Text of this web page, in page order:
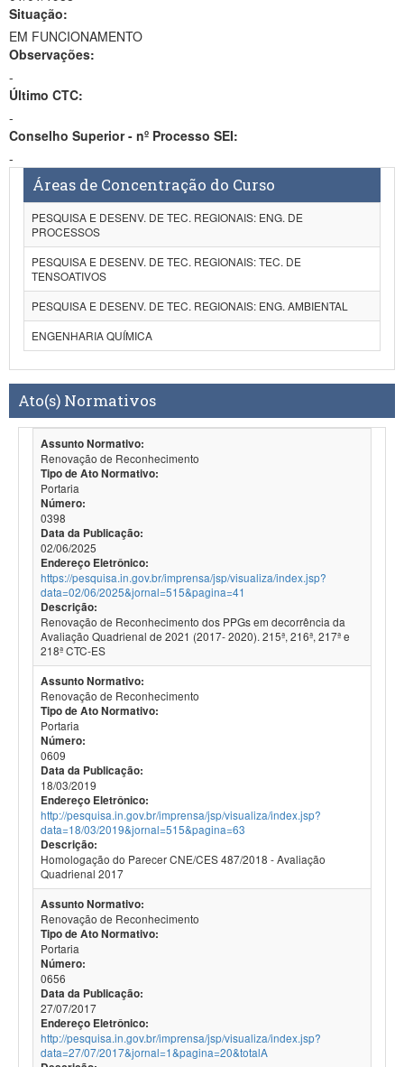
Situação:
EM FUNCIONAMENTO
Observações:
-
Último CTC:
-
Conselho Superior - nº Processo SEI:
-
Áreas de Concentração do Curso
PESQUISA E DESENV. DE TEC. REGIONAIS: ENG. DE
PROCESSOS
PESQUISA E DESENV. DE TEC. REGIONAIS: TEC. DE
TENSOATIVOS
PESQUISA E DESENV. DE TEC. REGIONAIS: ENG. AMBIENTAL
ENGENHARIA QUÍMICA
Ato(s) Normativos
Assunto Normativo:
Renovação de Reconhecimento
Tipo de Ato Normativo:
Portaria
Número:
0398
Data da Publicação:
02/06/2025
Endereço Eletrônico:
https://pesquisa.in.gov.br/imprensa/jsp/visualiza/index.jsp?
data=02/06/2025&jornal=515&pagina=41
Descrição:
Renovação de Reconhecimento dos PPGs em decorrência da
Avaliação Quadrienal de 2021 (2017- 2020). 215ª, 216ª, 217ª e
218ª CTC-ES
Assunto Normativo:
Renovação de Reconhecimento
Tipo de Ato Normativo:
Portaria
Número:
0609
Data da Publicação:
18/03/2019
Endereço Eletrônico:
http://pesquisa.in.gov.br/imprensa/jsp/visualiza/index.jsp?
data=18/03/2019&jornal=515&pagina=63
Descrição:
Homologação do Parecer CNE/CES 487/2018 - Avaliação
Quadrienal 2017
Assunto Normativo:
Renovação de Reconhecimento
Tipo de Ato Normativo:
Portaria
Número:
0656
Data da Publicação:
27/07/2017
Endereço Eletrônico:
http://pesquisa.in.gov.br/imprensa/jsp/visualiza/index.jsp?
data=27/07/2017&jornal=1&pagina=20&totalA